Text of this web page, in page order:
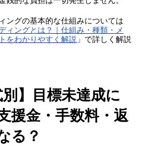
ングの基本的な仕組みについては
ィングとは？｜仕組み・種類・メ
をわかりやすく解説 」で詳しく解説
】目標未達成に
援金・手数料・返
る？